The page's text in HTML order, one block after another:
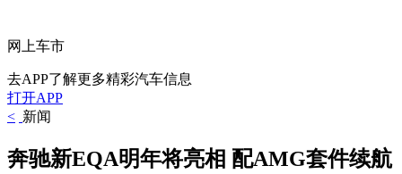
网上车市
去APP了解更多精彩汽车信息
打开APP
< 新闻
奔驰新EQA明年将亮相 配AMG套件续航